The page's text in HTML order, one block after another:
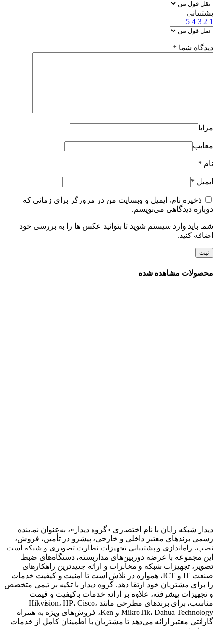
پشتیبانی
1
2
3
4
5
دیدگاه شما *
مزایا
معایب
نام *
ایمیل *
ذخیره نام، ایمیل و وبسایت من در مرورگر برای زمانی که
دوباره دیدگاهی می‌نویسم.
شما باید وارد سیستم شوید تا بتوانید عکس ها را به بررسی خود
اضافه کنید.
محصولات مشاهده شده
دیدار شبکه رایان با نام اختصاری «گروه دیدار»، به‌عنوان نماینده
رسمی برندهای معتبر داخلی و خارجی، پیشرو در تأمین، فروش،
نصب، راه‌اندازی و پشتیبانی تجهیزات نظارت تصویری و شبکه است.
این مجموعه با عرضه دوربین‌های مداربسته، دستگاه‌های ضبط
تصویر، تجهیزات شبکه و مخابرات و ارائه جدیدترین راهکارهای
صنعت IT و ICT، همواره در تلاش است تا امنیت و کیفیت خدمات
را برای مشتریان خود ارتقا دهد. گروه دیدار با تکیه بر تیمی متخصص
و تجهیزات پیشرفته، علاوه بر ارائه خدمات باکیفیت و قیمت
مناسب، برای برندهای مطرحی مانند Hikvision، HP، Cisco،
MikroTik، Dahua Technology و Ken، فروش‌های ویژه به همراه
گارانتی معتبر ارائه می‌دهد تا مشتریان با اطمینان کامل از خدمات